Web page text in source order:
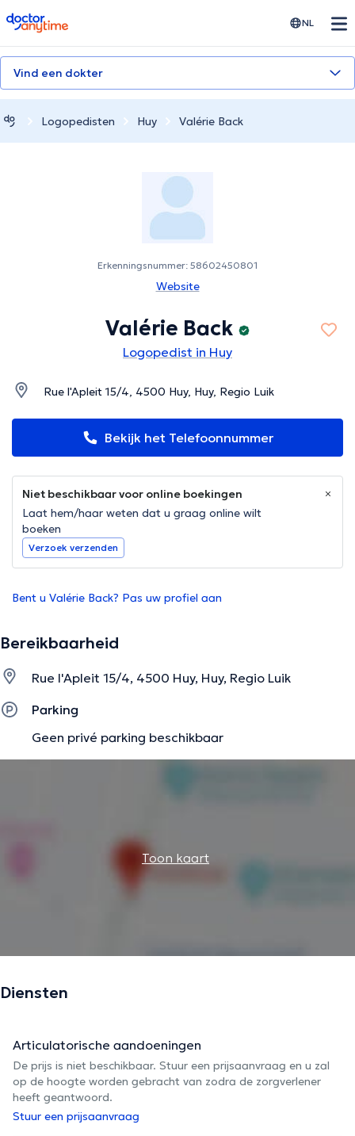
doctoranytime NL
Vind een dokter
Logopedisten Huy Valérie Back
Erkenningsnummer: 58602450801
Website
Valérie Back
Logopedist in Huy
Rue l'Apleit 15/4, 4500 Huy, Huy, Regio Luik
Bekijk het Telefoonnummer
Niet beschikbaar voor online boekingen
Laat hem/haar weten dat u graag online wilt
boeken
Verzoek verzenden
Bent u Valérie Back? Pas uw profiel aan
Bereikbaarheid
Rue l'Apleit 15/4, 4500 Huy, Huy, Regio Luik
Parking
Geen privé parking beschikbaar
Toon kaart
Diensten
Articulatorische aandoeningen
De prijs is niet beschikbaar. Stuur een prijsaanvraag en u zal
op de hoogte worden gebracht van zodra de zorgverlener
heeft geantwoord.
Stuur een prijsaanvraag